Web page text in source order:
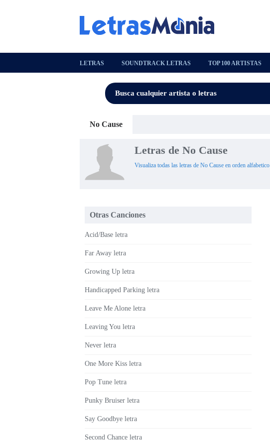
LETRAS SOUNDTRACK LETRAS TOP 100 ARTISTAS
No Cause
Letras de No Cause
Visualiza todas las letras de No Cause en orden alfabetico
Otras Canciones
Acid/Base letra
Far Away letra
Growing Up letra
Handicapped Parking letra
Leave Me Alone letra
Leaving You letra
Never letra
One More Kiss letra
Pop Tune letra
Punky Bruiser letra
Say Goodbye letra
Second Chance letra